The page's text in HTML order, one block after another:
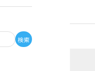
検索